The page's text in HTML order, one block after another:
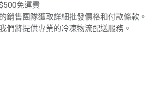
免運費
銷售團隊獲取詳細批發價格和付款條款。
們將提供專業的冷凍物流配送服務。